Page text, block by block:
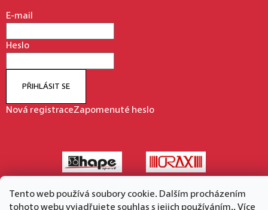
Tento web používá soubory cookie. Dalším procházením
tohoto webu vyjadřujete souhlas s jejich používáním.. Více
E-mail
Heslo
PŘIHLÁSIT SE
Nová registraceZapomenuté heslo